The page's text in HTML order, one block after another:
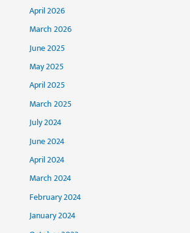
April 2026
March 2026
June 2025
May 2025
April 2025
March 2025
July 2024
June 2024
April 2024
March 2024
February 2024
January 2024